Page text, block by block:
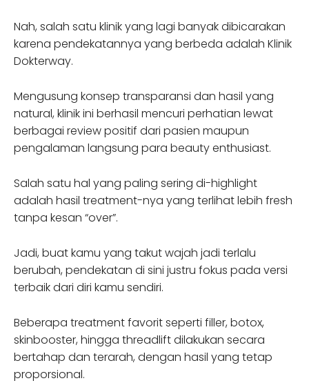
Nah, salah satu klinik yang lagi banyak dibicarakan
karena pendekatannya yang berbeda adalah Klinik
Dokterway.
Mengusung konsep transparansi dan hasil yang
natural, klinik ini berhasil mencuri perhatian lewat
berbagai review positif dari pasien maupun
pengalaman langsung para beauty enthusiast.
Salah satu hal yang paling sering di-highlight
adalah hasil treatment-nya yang terlihat lebih fresh
tanpa kesan “over”.
Jadi, buat kamu yang takut wajah jadi terlalu
berubah, pendekatan di sini justru fokus pada versi
terbaik dari diri kamu sendiri.
Beberapa treatment favorit seperti filler, botox,
skinbooster, hingga threadlift dilakukan secara
bertahap dan terarah, dengan hasil yang tetap
proporsional.